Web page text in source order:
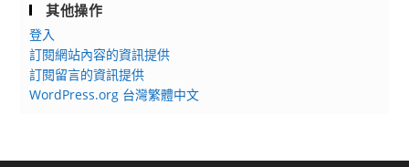
其他操作
登入
訂閱網站內容的資訊提供
訂閱留言的資訊提供
WordPress.org 台灣繁體中文